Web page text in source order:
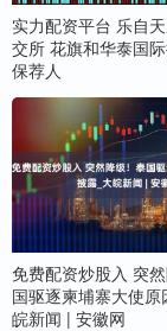
实力配资平台 乐自
交所 花旗和华泰国
保荐人
免费配资炒股入 突
国驱逐柬埔寨大使
皖新闻 | 安徽网